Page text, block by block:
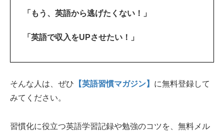
「もう、英語から逃げたくない！」
「英語で収入をUPさせたい！」
そんな人は、ぜひ 【英語習慣マガジン】 に無料登録して
みてください。
習慣化に役立つ英語学習記録や勉強のコツを、無料メル